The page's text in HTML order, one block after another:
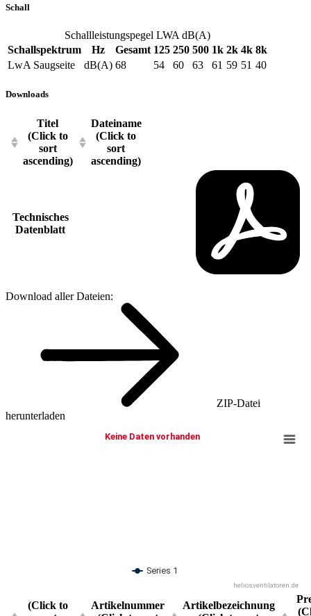
Schall
Schallleistungspegel LWA dB(A)
Schallspektrum
Hz Gesamt 125 250 500 1k 2k 4k 8k
LwA Saugseite
dB(A) 68 54 60 63 61 59 51 40
Downloads
Titel
(Click to
sort
ascending)
Dateiname
(Click to
sort
ascending)
Technisches
Datenblatt
Download aller Dateien:
ZIP-Datei
herunterladen
Keine Daten vorhanden
Series 1
heliosventilatoren.de
(Click to
Artikelnummer
Artikelbezeichnung